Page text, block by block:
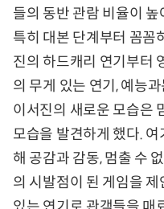
들의 동반 관람 비율이
특히 대본 단계부터 꼼꼼
진의 하드캐리 연기부터
의 무게 있는 연기, 예능
이서진의 새로운 모습은
모습을 발견하게 했다.
해 공감과 감동, 멈출 수
의 시발점이 된 게임을